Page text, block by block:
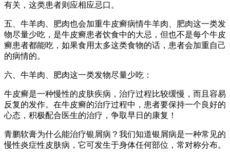
有关，这类患者则应相应忌口。
五、牛羊肉、肥肉也会加重牛皮癣病情牛羊肉、肥肉这一类发
物尽量少吃，是牛皮癣患者饮食中的大忌，但也不是每个牛皮
癣患者都能吃，如果食用太多这类食物的话，患者会加重自己
的病情的。
六、牛羊肉、肥肉这一类发物尽量少吃：
牛皮癣是一种慢性的皮肤疾病，治疗过程比较缓慢，而且容易
反复的发作。在牛皮癣的治疗过程中，患者要保持一个良好的
心态，积极配合医生的治疗，争取早日的康复！
青鹏软膏为什么能治疗银屑病？我们知道银屑病是一种常见的
慢性炎症性皮肤病，它可发生于身体任何部位，常对称分布。